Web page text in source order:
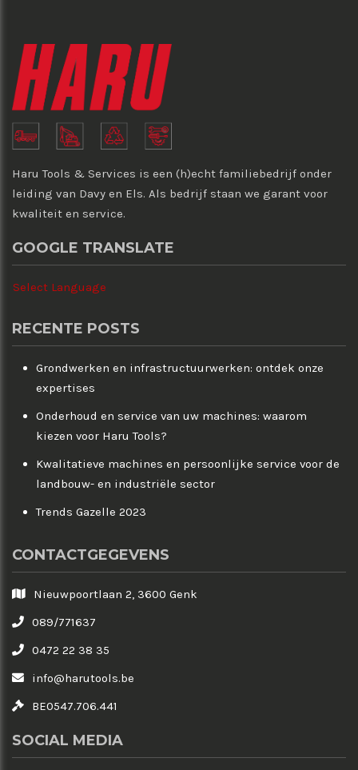
Haru Tools & Services is een (h)echt familiebedrijf onder
leiding van Davy en Els. Als bedrijf staan we garant voor
kwaliteit en service.
GOOGLE TRANSLATE
Select Language
RECENTE POSTS
Grondwerken en infrastructuurwerken: ontdek onze
expertises
Onderhoud en service van uw machines: waarom
kiezen voor Haru Tools?
Kwalitatieve machines en persoonlijke service voor de
landbouw- en industriële sector
Trends Gazelle 2023
CONTACTGEGEVENS
Nieuwpoortlaan 2, 3600 Genk
089/771637
0472 22 38 35
info@harutools.be
BE0547.706.441
SOCIAL MEDIA